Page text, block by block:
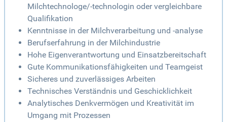
Milchtechnologe/-technologin oder vergleichbare
Qualifikation
Kenntnisse in der Milchverarbeitung und -analyse
Berufserfahrung in der Milchindustrie
Hohe Eigenverantwortung und Einsatzbereitschaft
Gute Kommunikationsfähigkeiten und Teamgeist
Sicheres und zuverlässiges Arbeiten
Technisches Verständnis und Geschicklichkeit
Analytisches Denkvermögen und Kreativität im
Umgang mit Prozessen